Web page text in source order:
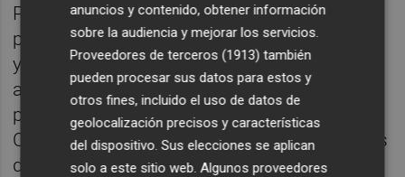
Por último, Figueroa manifestó que no tiene
previsto acudir a los Grand Slam de Georgia
y Turquía a finales de marzo y principios de
abril. “Si no hay cambio de planes, mi
próxima gran competición será el
Campeonato de Europa en Bulgaria, a finales
del mes de abril. Y ya, a partir de junio, a
anuncios y contenido, obtener información
sobre la audiencia y mejorar los servicios.
Proveedores de terceros (1913) también
pueden procesar sus datos para estos y
otros fines, incluido el uso de datos de
geolocalización precisos y características
del dispositivo. Sus elecciones se aplican
solo a este sitio web. Algunos proveedores